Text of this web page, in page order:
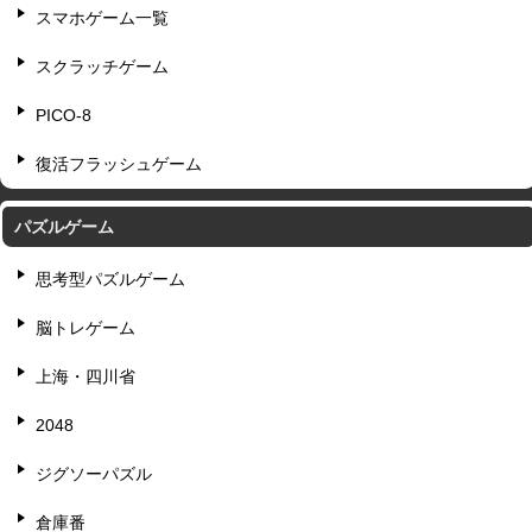
スマホゲーム一覧
スクラッチゲーム
PICO-8
復活フラッシュゲーム
パズルゲーム
思考型パズルゲーム
脳トレゲーム
上海・四川省
2048
ジグソーパズル
倉庫番